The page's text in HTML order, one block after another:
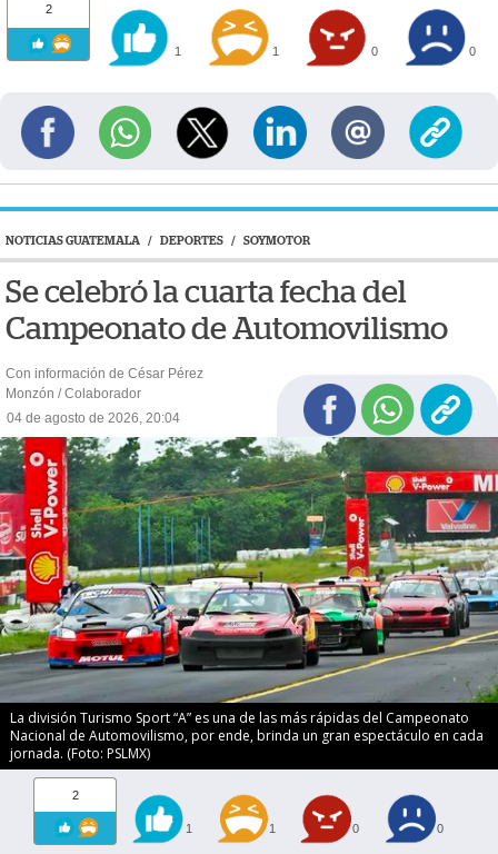
2
1 1 0 0
NOTICIAS GUATEMALA / DEPORTES / SOYMOTOR
Se celebró la cuarta fecha del
Campeonato de Automovilismo
Con información de César Pérez
Monzón / Colaborador
04 de agosto de 2026, 20:04
La división Turismo Sport “A” es una de las más rápidas del Campeonato
Nacional de Automovilismo, por ende, brinda un gran espectáculo en cada
jornada. (Foto: PSLMX)
2
1 1 0 0